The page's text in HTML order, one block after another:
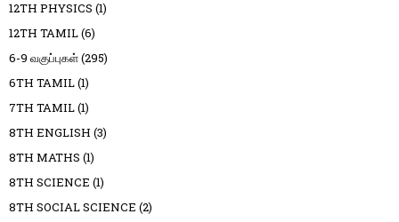
12TH PHYSICS (1)
12TH TAMIL(6)
6-9 வகுப்புகள்(295)
6TH TAMIL(1)
7TH TAMIL(1)
8TH ENGLISH (3)
8TH MATHS (1)
8TH SCIENCE (1)
8TH SOCIAL SCIENCE (2)